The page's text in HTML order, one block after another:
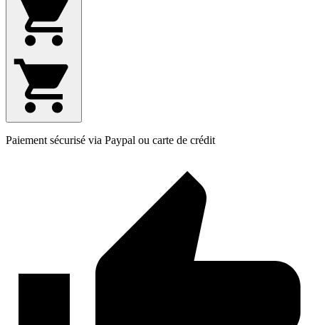
Paiement sécurisé via Paypal ou carte de crédit